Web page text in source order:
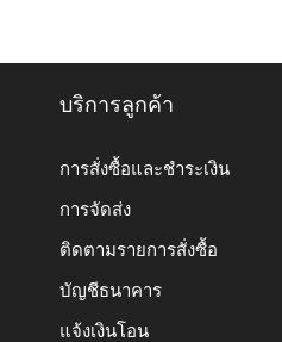
บริการลูกค้า
การสั่งซื้อและชำระเงิน
การจัดส่ง
ติดตามรายการสั่งซื้อ
บัญชีธนาคาร
แจ้งเงินโอน